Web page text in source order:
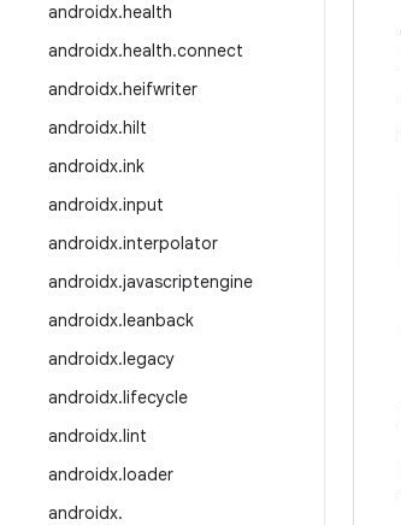
androidx.health
androidx.health.connect
androidx.heifwriter
androidx.hilt
androidx.ink
androidx.input
androidx.interpolator
androidx.javascriptengine
androidx.leanback
androidx.legacy
androidx.lifecycle
androidx.lint
androidx.loader
androidx.